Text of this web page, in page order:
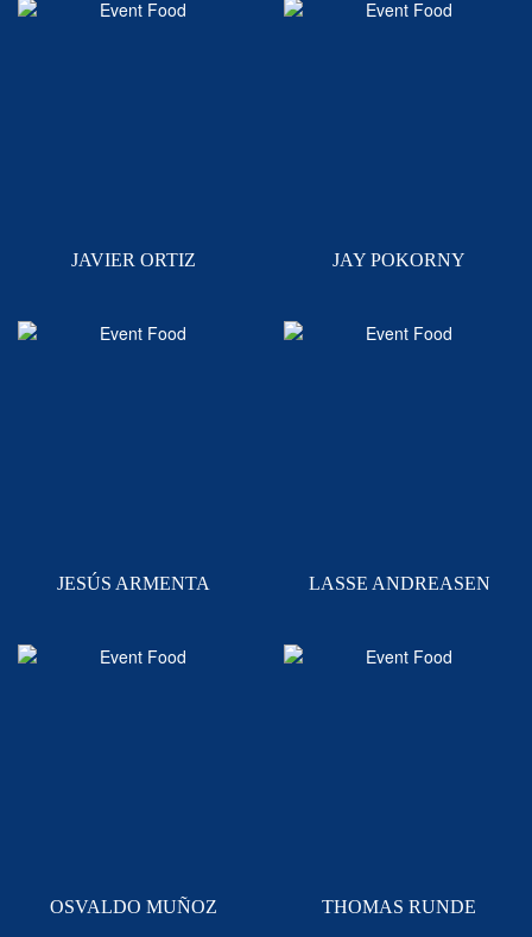
JAVIER ORTIZ JAY POKORNY
JESÚS ARMENTA LASSE ANDREASEN
OSVALDO MUÑOZ THOMAS RUNDE